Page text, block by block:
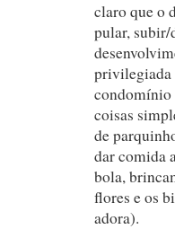
claro que o
pular, subir/
privilegiada
condomínio
coisas
de
dar comida
bola,
flores e os
adora).